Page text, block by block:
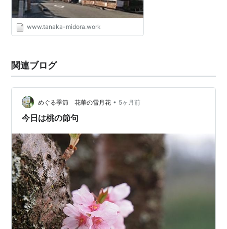
www.tanaka-midora.work
関連ブログ
めぐる季節 花華の雪月花 • 5ヶ月前
今日は桃の節句